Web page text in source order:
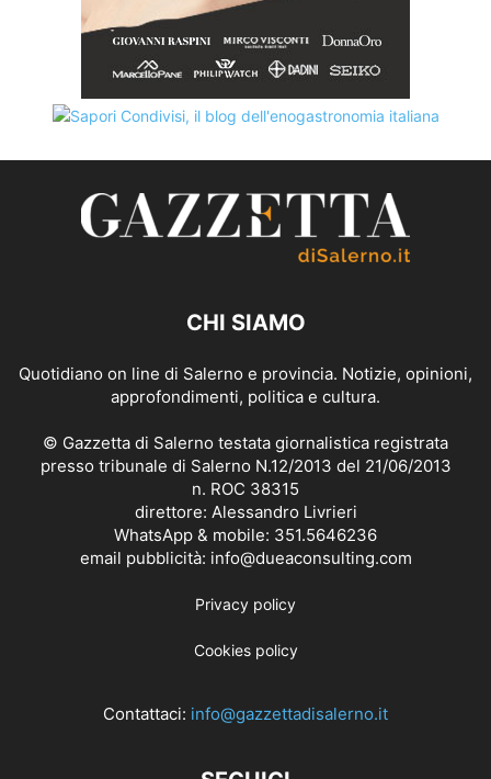
CHI SIAMO
Quotidiano on line di Salerno e provincia. Notizie, opinioni,
approfondimenti, politica e cultura.
© Gazzetta di Salerno testata giornalistica registrata
presso tribunale di Salerno N.12/2013 del 21/06/2013
n. ROC 38315
direttore: Alessandro Livrieri
WhatsApp & mobile: 351.5646236
email pubblicità: info@dueaconsulting.com
Privacy policy
Cookies policy
Contattaci: info@gazzettadisalerno.it